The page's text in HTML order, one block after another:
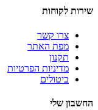
שירות לקוחות
צרו קשר
מפת האתר
תקנון
מדיניות הפרטיות
ביטולים
החשבון שלי